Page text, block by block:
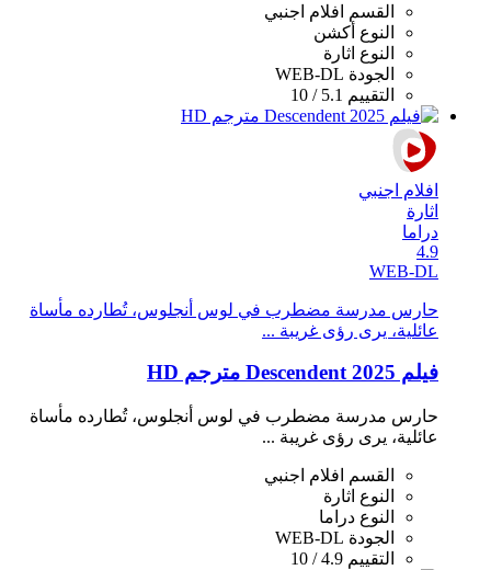
القسم
افلام اجنبي
النوع أكشن
النوع اثارة
الجودة WEB-DL
التقييم 5.1 / 10
افلام اجنبي
اثارة
دراما
4.9
WEB-DL
حارس مدرسة مضطرب في لوس أنجلوس، تُطارده مأساة
عائلية، يرى رؤى غريبة ...
فيلم Descendent 2025 مترجم HD
حارس مدرسة مضطرب في لوس أنجلوس، تُطارده مأساة
عائلية، يرى رؤى غريبة ...
القسم
افلام اجنبي
النوع اثارة
النوع دراما
الجودة WEB-DL
التقييم 4.9 / 10